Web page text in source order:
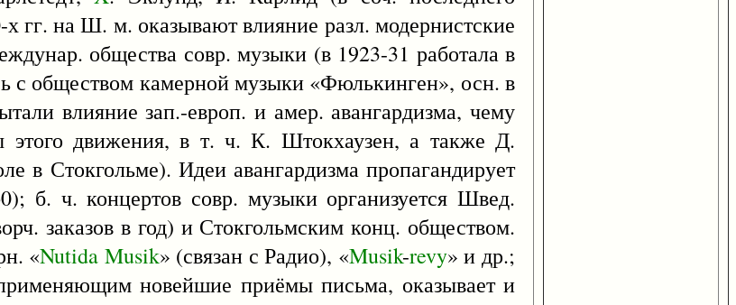
гг. на Ш. м. оказывают влияние разл. модернистские
общества совр. музыки (в 1923-31 работала в
с обществом камерной музыки «Фюлькинген», осн. в
влияние зап.-европ. и амер. авангардизма, чему
этого движения, в т. ч. К. Штокхаузен, а также Д.
в Стокгольме). Идеи авангардизма пропагандирует
б. ч. концертов совр. музыки организуется Швед.
заказов в год) и Стокгольмским конц. обществом.
«Nutida Musik» (связан с Радио), «Musik-revy» и др.;
новейшие приёмы письма, оказывает и